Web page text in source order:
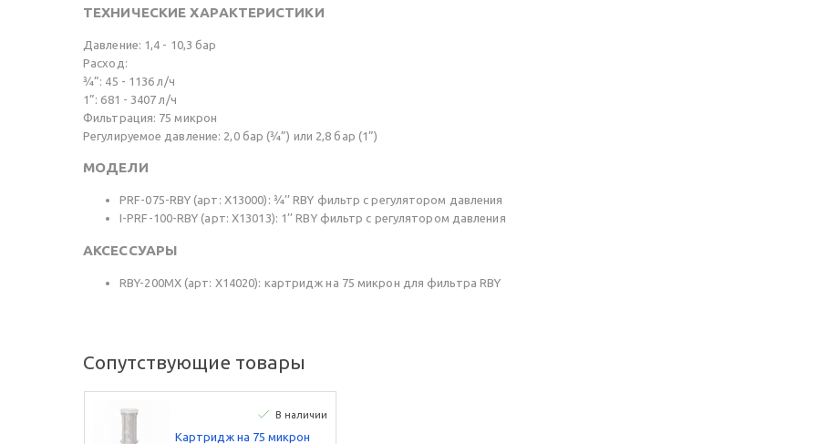
ТЕХНИЧЕСКИЕ ХАРАКТЕРИСТИКИ
Давление: 1,4 - 10,3 бар
Расход:
¾”: 45 - 1136 л/ч
1”: 681 - 3407 л/ч
Фильтрация: 75 микрон
Регулируемое давление: 2,0 бар (¾”) или 2,8 бар (1”)
МОДЕЛИ
PRF-075-RBY (арт: X13000): ¾’’ RBY фильтр с регулятором давления
I-PRF-100-RBY (арт: X13013): 1’’ RBY фильтр с регулятором давления
АКСЕССУАРЫ
RBY-200MX (арт: X14020): картридж на 75 микрон для фильтра RBY
Сопутствующие товары
В наличии
Картридж на 75 микрон